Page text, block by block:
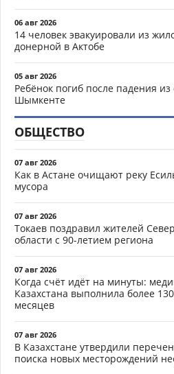
06 авг 2026
14 человек эвакуировали из
донерной в Актобе
05 авг 2026
Ребёнок погиб после падения из
Шымкенте
ОБЩЕСТВО
07 авг 2026
Как в Астане очищают реку
мусора
07 авг 2026
Токаев поздравил жителей
области с 90-летием региона
07 авг 2026
Когда счёт идёт на минуты:
Казахстана выполнила более
месяцев
07 авг 2026
В Казахстане утвердили
поиска новых месторождений